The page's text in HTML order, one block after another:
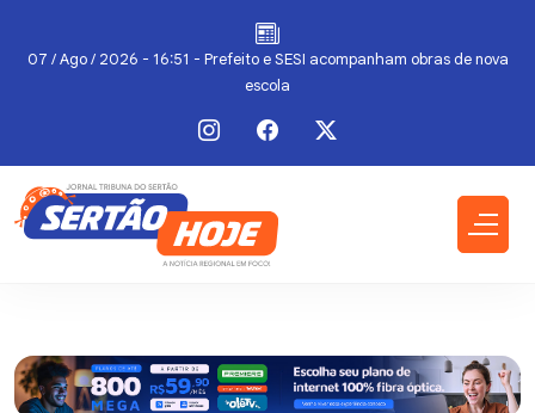
07 / Ago / 2026 - 16:51 - Prefeito e SESI acompanham obras de nova
escola